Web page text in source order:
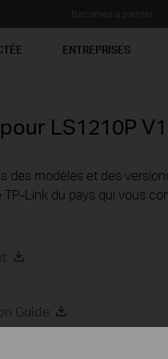
ENTREPRISES
LS1210P V1
des modèles et des
Link du pays qui vous
Guide